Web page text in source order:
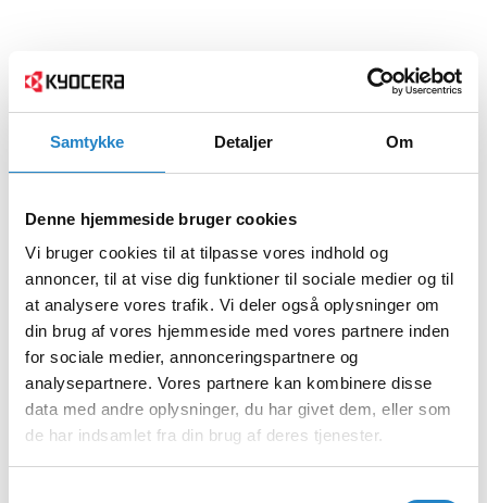
Samtykke Detaljer Om
Denne hjemmeside bruger cookies
Vi bruger cookies til at tilpasse vores indhold og
annoncer, til at vise dig funktioner til sociale medier og til
at analysere vores trafik. Vi deler også oplysninger om
din brug af vores hjemmeside med vores partnere inden
for sociale medier, annonceringspartnere og
analysepartnere. Vores partnere kan kombinere disse
data med andre oplysninger, du har givet dem, eller som
de har indsamlet fra din brug af deres tjenester.